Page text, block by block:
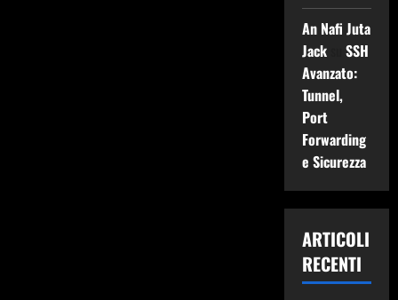
An Nafi Juta
Jacksu SSH
Avanzato:
Tunnel,
Port
Forwarding
e Sicurezza
ARTICOLI
RECENTI